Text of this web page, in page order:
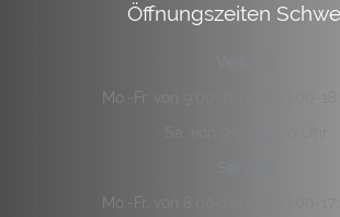
Öffnungszeiten
Mo.-Fr. von 9:00-12:00 & 13:00-
Mo.-Fr. von 8:00-12:00 & 13:00-